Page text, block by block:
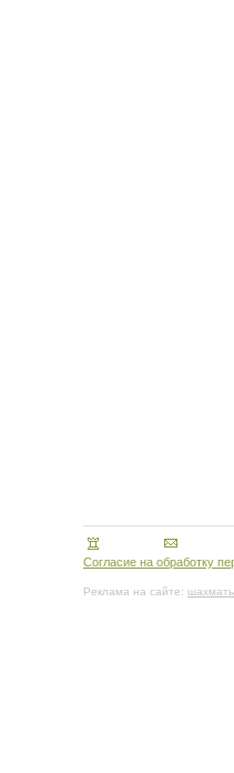
Согласие на обработку
Реклама на сайте: